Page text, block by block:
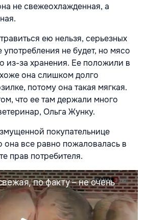
не свежеохлажденная, а
ею нельзя, серьезных
употребления не будет, но мясо
из-за хранения. Ее положили в
она слишком долго
потому она такая мягкая.
что ее там держали много
Ольга Жунку.
покупательнице
она все равно пожаловалась в
прав потребителя.